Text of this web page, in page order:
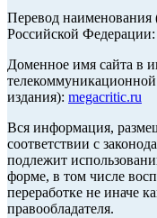
Перевод наименования
Российской
Доменное имя сайта в
телекоммуникационной
издания): megacritic.ru
Вся информация,
соответствии с
подлежит
форме, в том числе
переработке не иначе
правообладателя.